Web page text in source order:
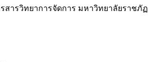
รสารวิทยาการจัดการ มหาวิทยาลัยราชภัฏ